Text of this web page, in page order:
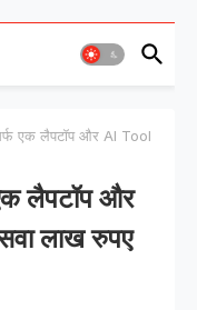
एक लैपटॉप और AI Tool
लैपटॉप और
लाख रुपए